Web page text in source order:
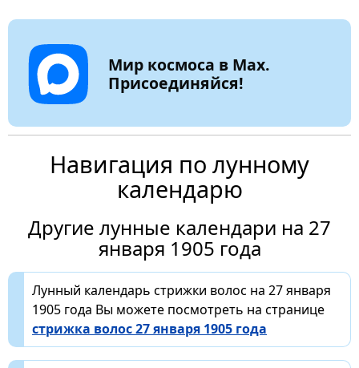
Мир космоса в Max.
Присоединяйся!
Навигация по лунному
календарю
Другие лунные календари на 27
января 1905 года
Лунный календарь стрижки волос на 27 января
1905 года Вы можете посмотреть на странице
стрижка волос 27 января 1905 года